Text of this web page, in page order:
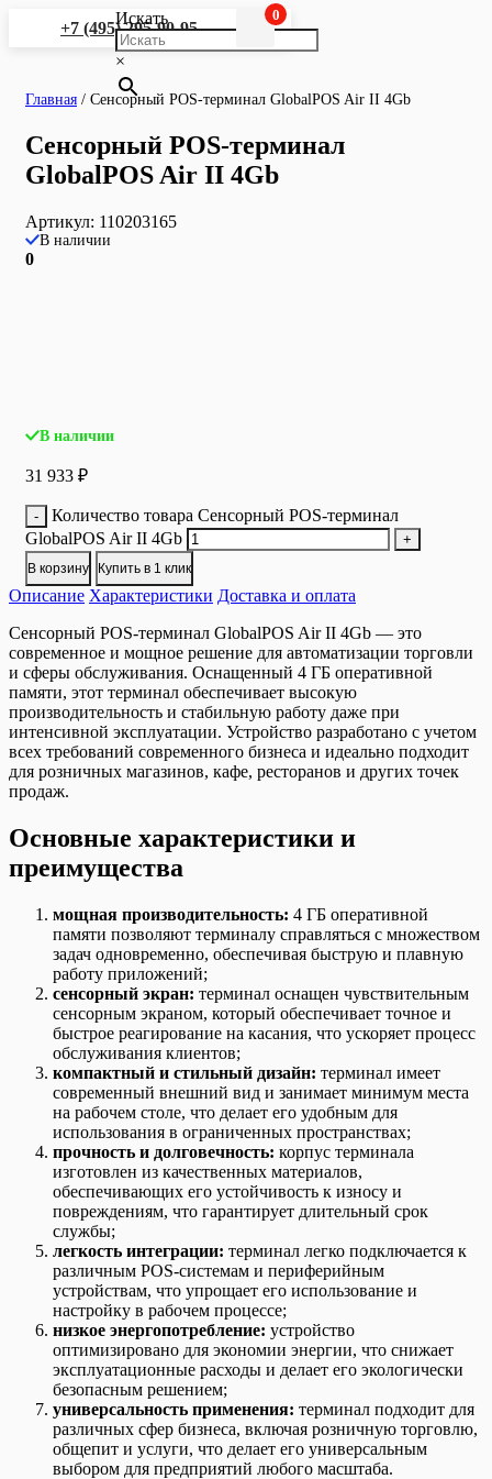
+7 (495) 295-90-95
Искать
×
0
Главная / Сенсорный POS-терминал GlobalPOS Air II 4Gb
Сенсорный POS-терминал
GlobalPOS Air II 4Gb
Артикул: 110203165
В наличии
0
В наличии
31 933 ₽
-
Количество товара Сенсорный POS-терминал
GlobalPOS Air II 4Gb
+
В корзину Купить в 1 клик
Описание Характеристики Доставка и оплата
Сенсорный POS-терминал GlobalPOS Air II 4Gb — это
современное и мощное решение для автоматизации торговли
и сферы обслуживания. Оснащенный 4 ГБ оперативной
памяти, этот терминал обеспечивает высокую
производительность и стабильную работу даже при
интенсивной эксплуатации. Устройство разработано с учетом
всех требований современного бизнеса и идеально подходит
для розничных магазинов, кафе, ресторанов и других точек
продаж.
Основные характеристики и
преимущества
мощная производительность: 4 ГБ оперативной
памяти позволяют терминалу справляться с множеством
задач одновременно, обеспечивая быструю и плавную
работу приложений;
сенсорный экран: терминал оснащен чувствительным
сенсорным экраном, который обеспечивает точное и
быстрое реагирование на касания, что ускоряет процесс
обслуживания клиентов;
компактный и стильный дизайн: терминал имеет
современный внешний вид и занимает минимум места
на рабочем столе, что делает его удобным для
использования в ограниченных пространствах;
прочность и долговечность: корпус терминала
изготовлен из качественных материалов,
обеспечивающих его устойчивость к износу и
повреждениям, что гарантирует длительный срок
службы;
легкость интеграции: терминал легко подключается к
различным POS-системам и периферийным
устройствам, что упрощает его использование и
настройку в рабочем процессе;
низкое энергопотребление: устройство
оптимизировано для экономии энергии, что снижает
эксплуатационные расходы и делает его экологически
безопасным решением;
универсальность применения: терминал подходит для
различных сфер бизнеса, включая розничную торговлю,
общепит и услуги, что делает его универсальным
выбором для предприятий любого масштаба.